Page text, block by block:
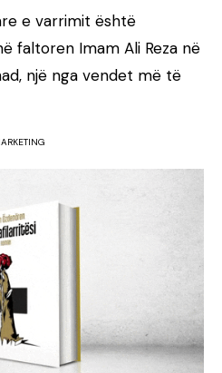
e varrimit është
faltoren Imam Ali Reza në
një nga vendet më të